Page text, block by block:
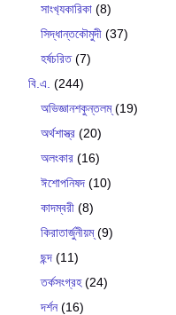
সাংখ‍্যকারিকা (8)
সিদ্ধান্তকৌমুদী (37)
হর্ষচরিত(7)
বি.এ. (244)
অভিজ্ঞানশকুন্তলম্(19)
অর্থশাস্ত্র (20)
অলংকার (16)
ঈশোপনিষদ (10)
কাদম্বরী (8)
কিরাতার্জুনীয়ম্(9)
ছন্দ (11)
তর্কসংগ্রহ(24)
দর্শন(16)